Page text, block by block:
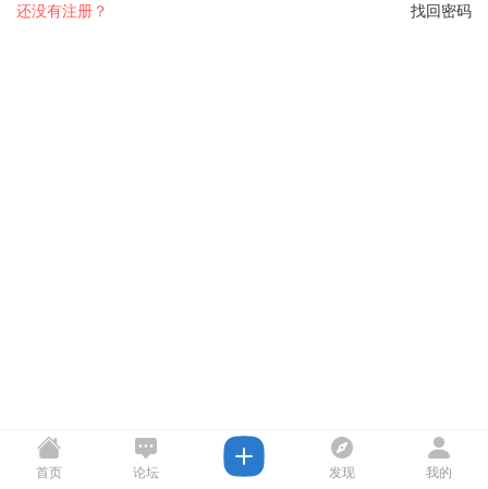
找回密码
还没有注册？
首页 论坛 发现 我的